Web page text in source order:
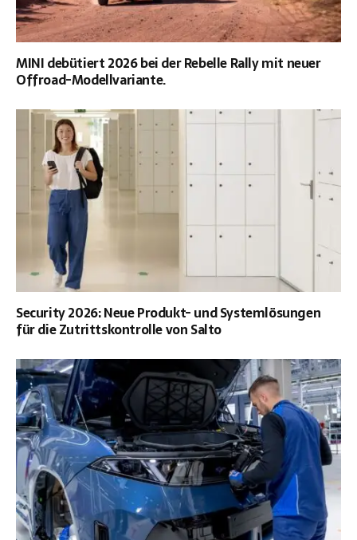
MINI debütiert 2026 bei der Rebelle Rally mit neuer
Offroad-Modellvariante.
Security 2026: Neue Produkt- und Systemlösungen
für die Zutrittskontrolle von Salto